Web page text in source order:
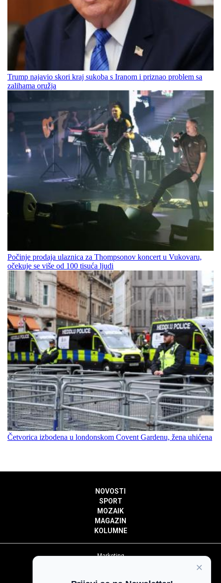
Trump najavio skori kraj sukoba s Iranom i priznao problem sa
zalihama oružja
Počinje prodaja ulaznica za Thompsonov koncert u Vukovaru,
očekuje se više od 100 tisuća ljudi
Četvorica izbodena u londonskom Covent Gardenu, žena uhićena
NOVOSTI
SPORT
MOZAIK
MAGAZIN
KOLUMNE
Marketing
×